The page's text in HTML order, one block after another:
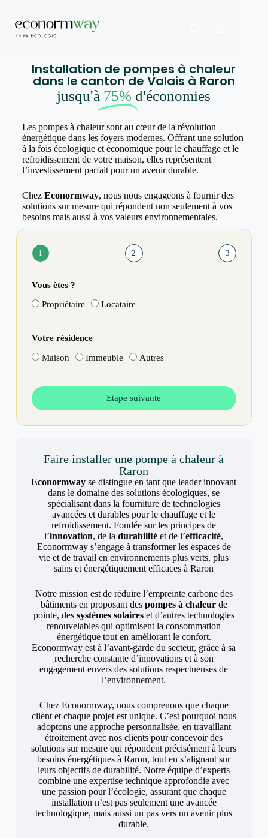
Installation de pompes à chaleur
dans le canton de Valais à Raron
jusqu'à 75% d'économies
Les pompes à chaleur sont au cœur de la révolution
énergétique dans les foyers modernes. Offrant une solution
à la fois écologique et économique pour le chauffage et le
refroidissement de votre maison, elles représentent
l’investissement parfait pour un avenir durable.
Chez Econormway, nous nous engageons à fournir des
solutions sur mesure qui répondent non seulement à vos
besoins mais aussi à vos valeurs environnementales.
1 2 3
Vous êtes ?
Propriétaire Locataire
Votre résidence
Maison Immeuble Autres
Etape suivante
Faire installer une pompe à chaleur à
Raron
Econormway se distingue en tant que leader innovant
dans le domaine des solutions écologiques, se
spécialisant dans la fourniture de technologies
avancées et durables pour le chauffage et le
refroidissement. Fondée sur les principes de
l’innovation, de ladurabilité et de l’efficacité,
Econormway s’engage à transformer les espaces de
vie et de travail en environnements plus verts, plus
sains et énergétiquement efficaces à Raron
Notre mission est de réduire l’empreinte carbone des
bâtiments en proposant des pompes à chaleurde
pointe, des systèmes solaireset d’autres technologies
renouvelables qui optimisent la consommation
énergétique tout en améliorant le confort.
Econormway est à l’avant-garde du secteur, grâce à sa
recherche constante d’innovations et à son
engagement envers des solutions respectueuses de
l’environnement.
Chez Econormway, nous comprenons que chaque
client et chaque projet est unique. C’est pourquoi nous
adoptons une approche personnalisée, en travaillant
étroitement avec nos clients pour concevoir des
solutions sur mesure qui répondent précisément à leurs
besoins énergétiques à Raron, tout en s’alignant sur
leurs objectifs de durabilité. Notre équipe d’experts
combine une expertise technique approfondie avec
une passion pour l’écologie, assurant que chaque
installation n’est pas seulement une avancée
technologique, mais aussi un pas vers un avenir plus
durable.